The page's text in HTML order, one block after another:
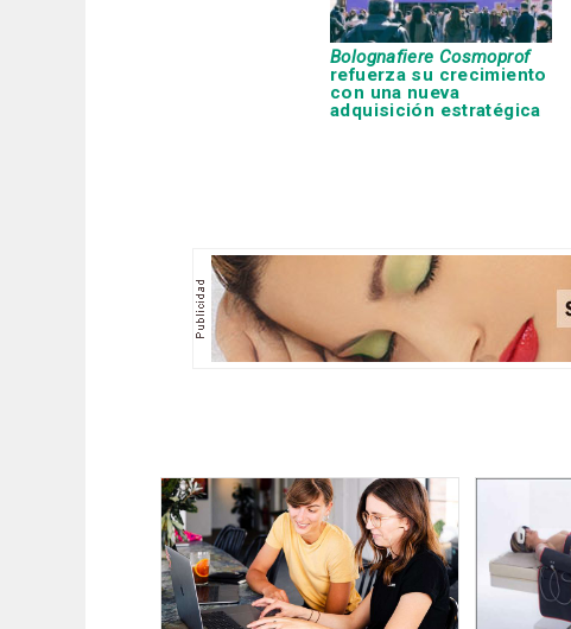
Bolognafiere Cosmoprof
refuerza su crecimiento
con una nueva
adquisición estratégica